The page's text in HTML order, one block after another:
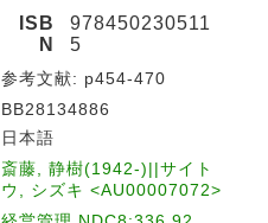
ISB
N
978450230511
5
参考文献: p454-470
BB28134886
日本語
斎藤, 静樹(1942-)||サイト
ウ, シズキ <AU00007072>